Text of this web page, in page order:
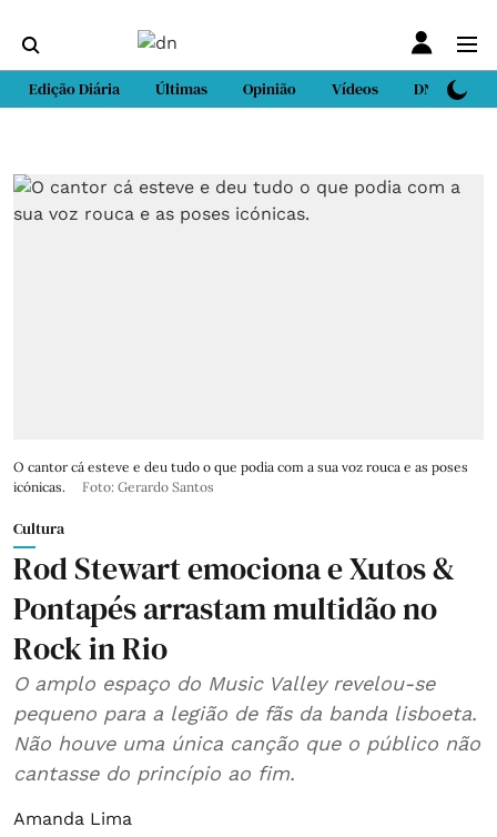
Edição Diária Últimas Opinião Vídeos DN Sport
O cantor cá esteve e deu tudo o que podia com a sua voz rouca e as poses
icónicas.
Foto: Gerardo Santos
Cultura
Rod Stewart emociona e Xutos &
Pontapés arrastam multidão no
Rock in Rio
O amplo espaço do Music Valley revelou-se
pequeno para a legião de fãs da banda lisboeta.
Não houve uma única canção que o público não
cantasse do princípio ao fim.
Amanda Lima